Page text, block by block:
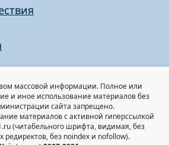
массовой информации. Полное или
и иное использование материалов без
сайта запрещено.
материалов с активной гиперссылкой
(читабельного шрифта, видимая, без
редиректов, без noindex и nofollow).